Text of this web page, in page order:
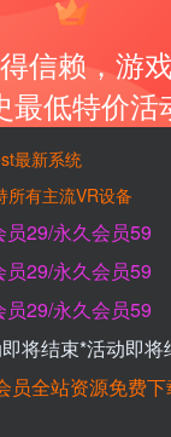
宁
写...
论2 板块0 帖子
信赖，游
最低特价活
最新系统
所有主流VR设备
29/永久会员59
29/永久会员59
29/永久会员59
将结束*活动即将
员全站资源免费下